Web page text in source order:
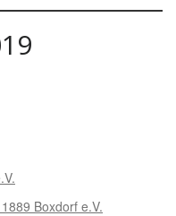
Boxdorf e.V.